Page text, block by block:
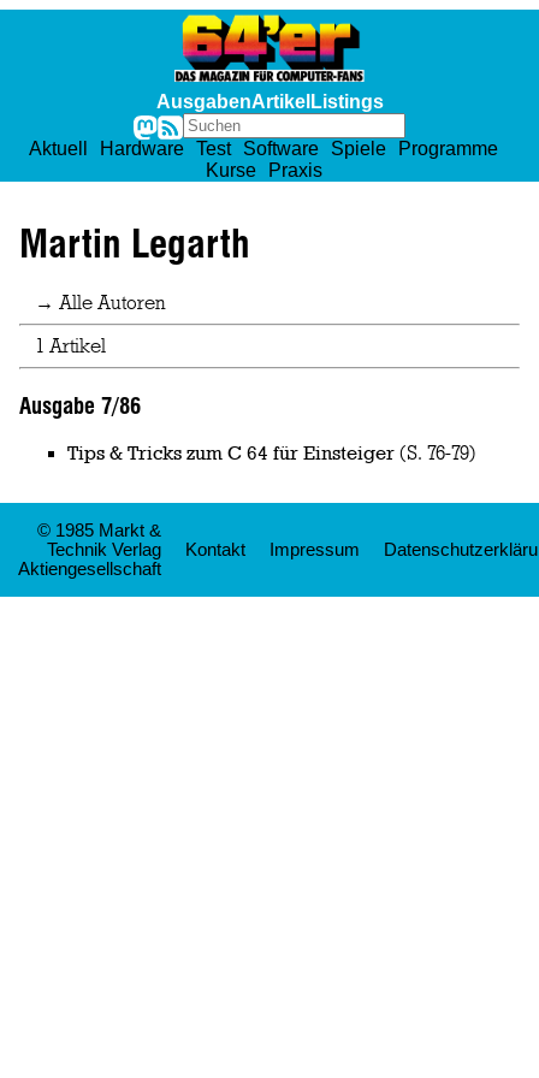
AusgabenArtikel Listings
Aktuell Hardware Test Software Spiele
Programme
Kurse
Praxis
Martin Legarth
→ Alle Autoren
1 Artikel
Ausgabe 7/86
Tips & Tricks zum C 64 für Einsteiger (S. 76-79)
© 1985 Markt &
Technik Verlag
Aktiengesellschaft
Kontakt Impressum